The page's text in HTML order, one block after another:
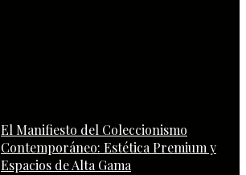
El Manifiesto del Coleccionismo
Contemporáneo: Estética Premium y
Espacios de Alta Gama